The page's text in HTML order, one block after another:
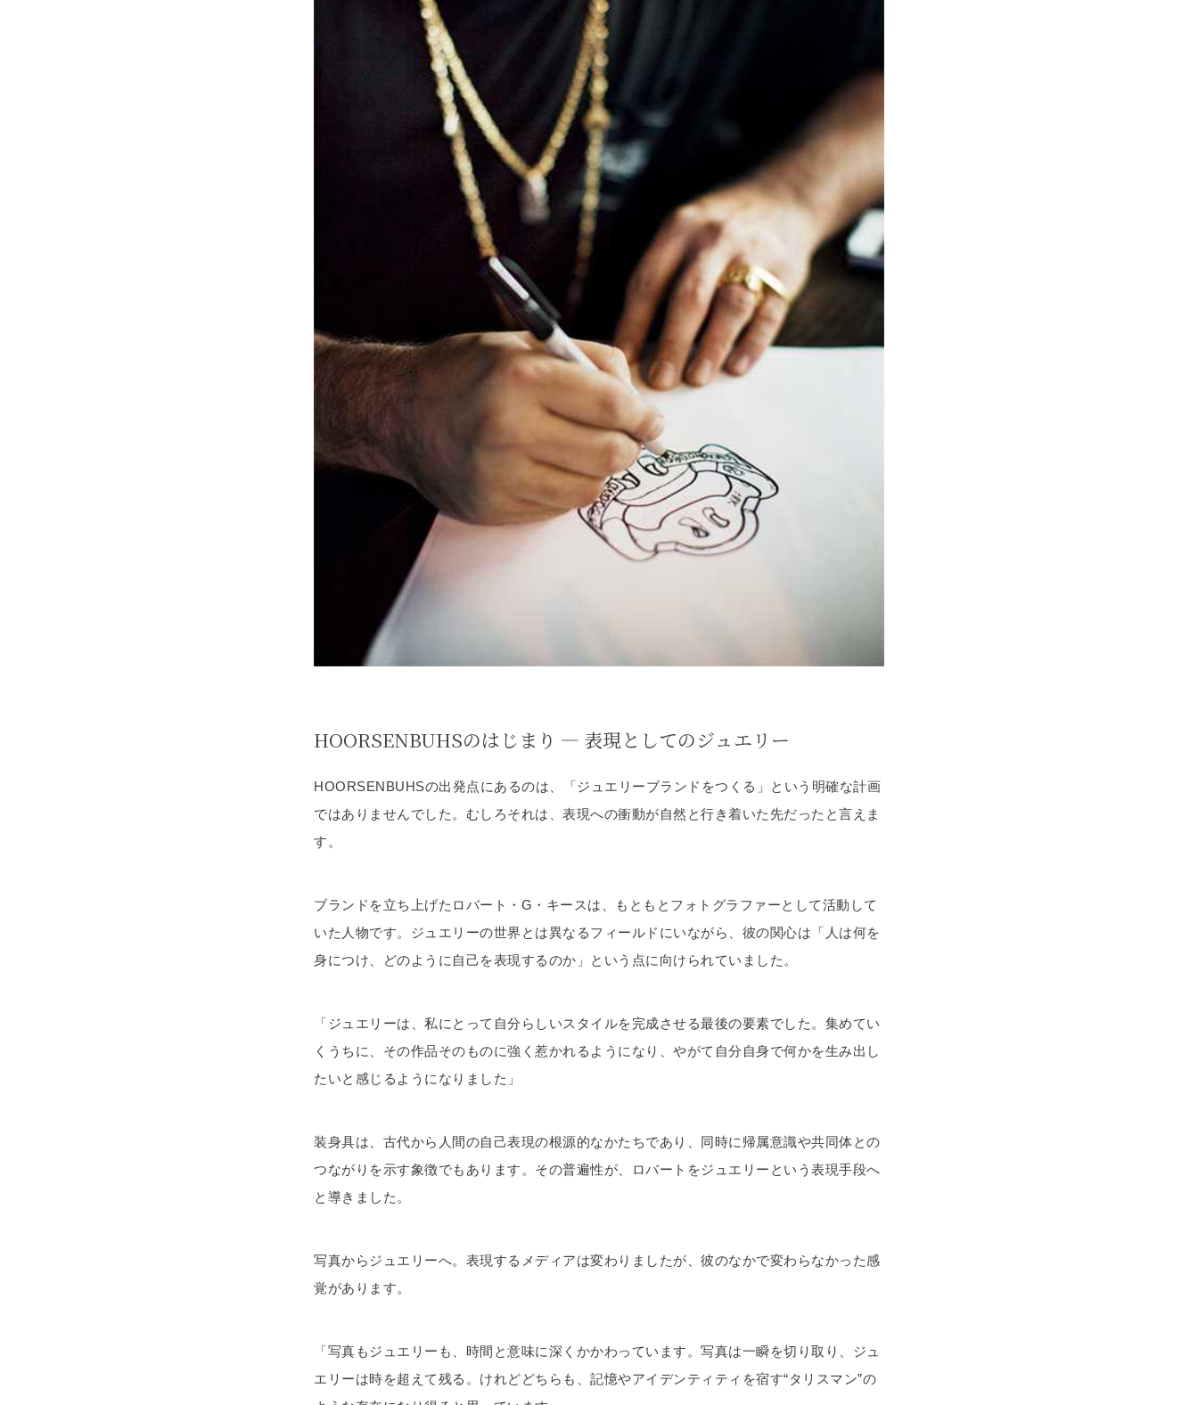
HOORSENBUHSのはじまり ― 表現としてのジュエリー
HOORSENBUHSの出発点にあるのは、「ジュエリーブランドをつくる」という明確な計画
ではありませんでした。むしろそれは、表現への衝動が自然と行き着いた先だったと言えま
す。
ブランドを立ち上げたロバート・G・キースは、もともとフォトグラファーとして活動して
いた人物です。ジュエリーの世界とは異なるフィールドにいながら、彼の関心は「人は何を
身につけ、どのように自己を表現するのか」という点に向けられていました。
「ジュエリーは、私にとって自分らしいスタイルを完成させる最後の要素でした。集めてい
くうちに、その作品そのものに強く惹かれるようになり、やがて自分自身で何かを生み出し
たいと感じるようになりました」
装身具は、古代から人間の自己表現の根源的なかたちであり、同時に帰属意識や共同体との
つながりを示す象徴でもあります。その普遍性が、ロバートをジュエリーという表現手段へ
と導きました。
写真からジュエリーへ。表現するメディアは変わりましたが、彼のなかで変わらなかった感
覚があります。
「写真もジュエリーも、時間と意味に深くかかわっています。写真は一瞬を切り取り、ジュ
エリーは時を超えて残る。けれどどちらも、記憶やアイデンティティを宿す“タリスマン”の